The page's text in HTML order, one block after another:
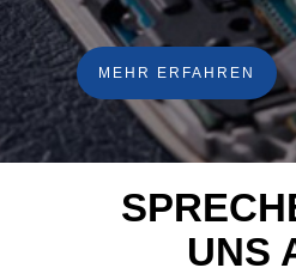
MEHR ERFAHREN
UNS